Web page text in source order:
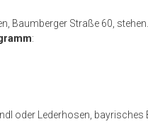
Baumberger Straße 60,
:
oder Lederhosen, bayrisches